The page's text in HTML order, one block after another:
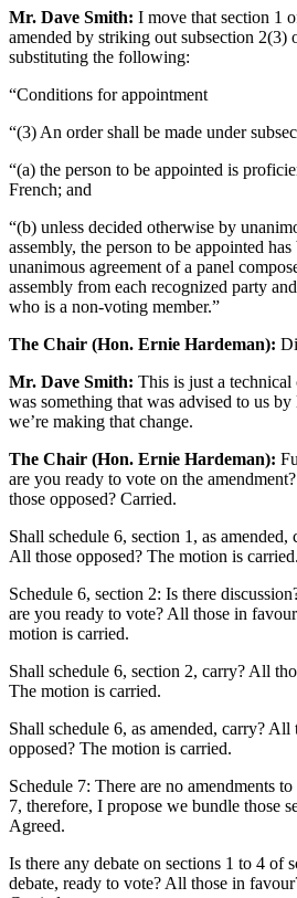
Mr. Dave Smith: I move that section 1
amended by striking out subsection 2(3)
substituting the following:
“Conditions for appointment
“(3) An order shall be made under
“(a) the person to be appointed is
French; and
“(b) unless decided otherwise by
assembly, the person to be appointed
unanimous agreement of a panel
assembly from each recognized party
who is a non-voting member.”
The Chair (Hon. Ernie Hardeman):
Mr. Dave Smith: This is just a technical
was something that was advised to us
we’re making that change.
The Chair (Hon. Ernie Hardeman):
are you ready to vote on the
those opposed? Carried.
Shall schedule 6, section 1, as
All those opposed? The motion is carried.
Schedule 6, section 2: Is there
are you ready to vote? All those in
motion is carried.
Shall schedule 6, section 2, carry? All
The motion is carried.
Shall schedule 6, as amended, carry?
opposed? The motion is carried.
Schedule 7: There are no amendments
7, therefore, I propose we bundle those
Agreed.
Is there any debate on sections 1 to 4 of
debate, ready to vote? All those in